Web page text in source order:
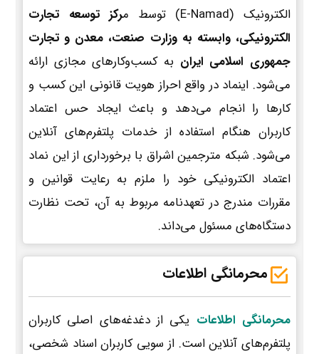
الکترونیک (E-Namad) توسط م
رکز توسعه تجارت
الکترونیکی، وابسته به وزارت صنعت، معدن و تجارت
جمهوری اسلامی ایران به کسب‌وکارهای مجازی ارائه
می‌شود. اینماد در واقع احراز هویت قانونی این کسب و
کارها را انجام می‌دهد و باعث ایجاد حس اعتماد
کاربران هنگام استفاده از خدمات پلتفرم‌های آنلاین
می‌شود. شبکه مترجمین اشراق با برخورداری از این نماد
اعتماد الکترونیکی خود را ملزم به رعایت قوانین و
مقررات مندرج در تعهدنامه مربوط به آن، تحت نظارت
دستگاه‌های مسئول می‌داند.
محرمانگی اطلاعات
محرمانگی اطلاعات یکی از دغدغه‌های اصلی کاربران
پلتفرم‌های آنلاین است. از سویی کاربران اسناد شخصی،